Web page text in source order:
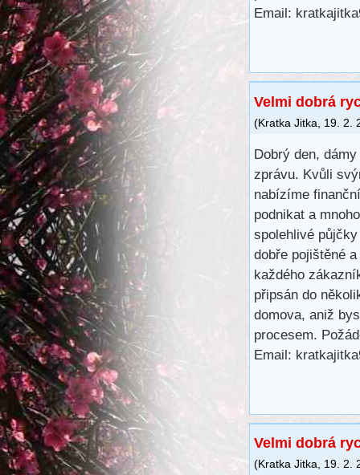
Email:
Velmi dobrá
(Kratka Jitka 19. 2.
Dobrý den,
zprávu. Kvůli
nabízíme
podnikat a
spolehlivé
dobře pojištěné
každého
připsán do
domova, aniž
procesem.
Email:
Velmi dobrá
(Kratka Jitka 19. 2.